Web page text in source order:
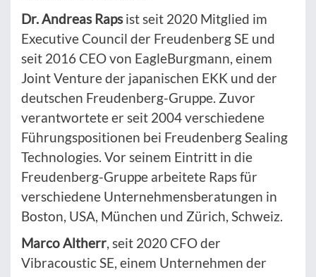
Dr. Andreas Rapsist seit 2020 Mitglied im
Executive Council der Freudenberg SE und
seit 2016 CEO von EagleBurgmann, einem
Joint Venture der japanischen EKK und der
deutschen Freudenberg-Gruppe. Zuvor
verantwortete er seit 2004 verschiedene
Führungspositionen bei Freudenberg Sealing
Technologies. Vor seinem Eintritt in die
Freudenberg-Gruppe arbeitete Raps für
verschiedene Unternehmensberatungen in
Boston, USA, München und Zürich, Schweiz.
Marco Altherr, seit 2020 CFO der
Vibracoustic SE, einem Unternehmen der